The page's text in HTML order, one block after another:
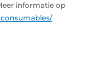
informatie op